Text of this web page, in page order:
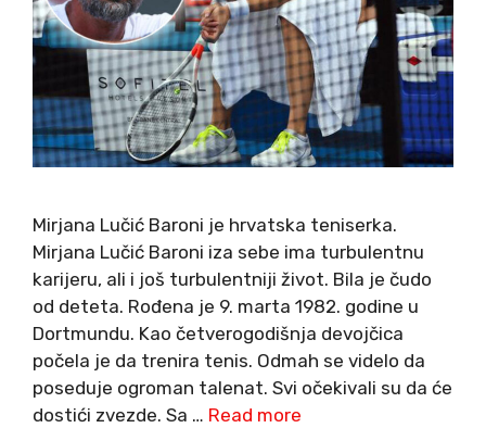
Mirjana Lučić Baroni je hrvatska teniserka.
Mirjana Lučić Baroni iza sebe ima turbulentnu
karijeru, ali i još turbulentniji život. Bila je čudo
od deteta. Rođena je 9. marta 1982. godine u
Dortmundu. Kao četverogodišnja devojčica
počela je da trenira tenis. Odmah se videlo da
poseduje ogroman talenat. Svi očekivali su da će
dostići zvezde. Sa … Read more